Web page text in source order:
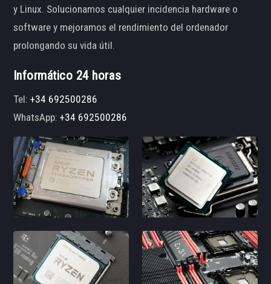
y Linux. Solucionamos cualquier incidencia hardware o
software y mejoramos el rendimiento del ordenador
prolongando su vida útil.
Informático 24 horas
Tel:+34 692500286
WhatsApp:+34 692500286